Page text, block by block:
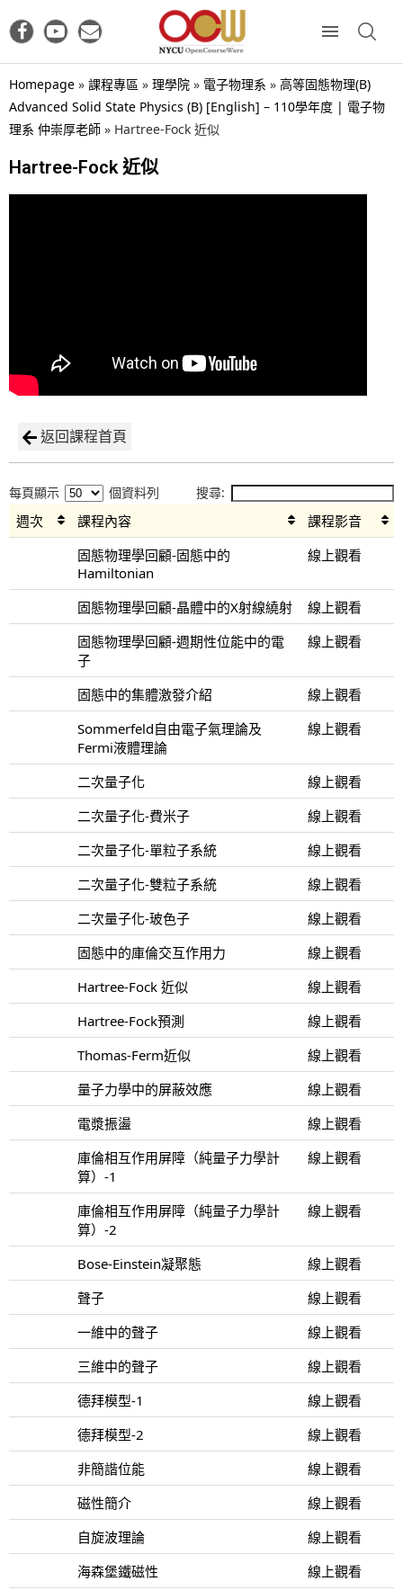
Homepage » 課程專區 » 理學院 » 電子物理系 » 高等固態物理(B)
Advanced Solid State Physics (B) [English] – 110學年度 | 電子物
理系 仲崇厚老師 » Hartree-Fock 近似
Hartree-Fock 近似
返回課程首頁
每頁顯示 個資料列 搜尋:
週次 課程內容
課程影音
固態物理學回顧-固態中的
Hamiltonian
線上觀看
固態物理學回顧-晶體中的X射線繞射
線上觀看
固態物理學回顧-週期性位能中的電
子
線上觀看
固態中的集體激發介紹
線上觀看
Sommerfeld自由電子氣理論及
Fermi液體理論
線上觀看
二次量子化
線上觀看
二次量子化-費米子
線上觀看
二次量子化-單粒子系統
線上觀看
二次量子化-雙粒子系統
線上觀看
二次量子化-玻色子
線上觀看
固態中的庫倫交互作用力
線上觀看
Hartree-Fock 近似
線上觀看
Hartree-Fock預測
線上觀看
Thomas-Ferm近似
線上觀看
量子力學中的屏蔽效應
線上觀看
電漿振盪
線上觀看
庫倫相互作用屏障（純量子力學計
算）-1
線上觀看
庫倫相互作用屏障（純量子力學計
算）-2
線上觀看
Bose-Einstein凝聚態
線上觀看
聲子
線上觀看
一維中的聲子
線上觀看
三維中的聲子
線上觀看
德拜模型-1
線上觀看
德拜模型-2
線上觀看
非簡諧位能
線上觀看
磁性簡介
線上觀看
自旋波理論
線上觀看
海森堡鐵磁性
線上觀看